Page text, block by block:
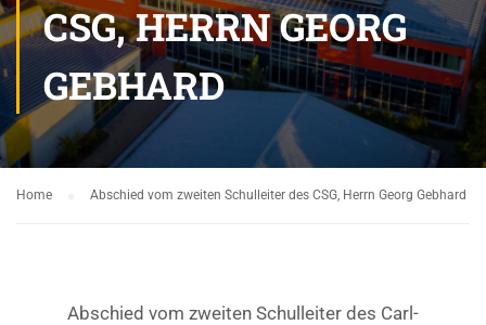
CSG, HERRN GEORG
GEBHARD
Home Abschied vom zweiten Schulleiter des CSG, Herrn Georg Gebhard
Abschied vom zweiten Schulleiter des Carl-